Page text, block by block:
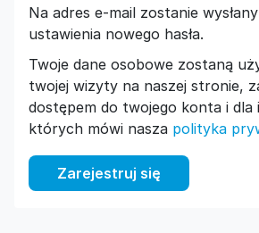
Na adres e-mail zostanie
ustawienia nowego hasła.
Twoje dane osobowe zostaną
twojej wizyty na naszej stronie,
dostępem do twojego konta i dla
których mówi nasza polityka
Zarejestruj się